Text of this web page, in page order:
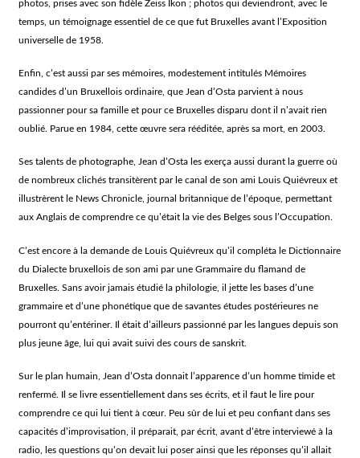
photos, prises avec son fidèle Zeiss Ikon ; photos qui deviendront, avec le
temps, un témoignage essentiel de ce que fut Bruxelles avant l’Exposition
universelle de 1958.
Enfin, c’est aussi par ses mémoires, modestement intitulés Mémoires
candides d’un Bruxellois ordinaire, que Jean d’Osta parvient à nous
passionner pour sa famille et pour ce Bruxelles disparu dont il n’avait rien
oublié. Parue en 1984, cette œuvre sera rééditée, après sa mort, en 2003.
Ses talents de photographe, Jean d’Osta les exerça aussi durant la guerre où
de nombreux clichés transitèrent par le canal de son ami Louis Quiévreux et
illustrèrent le News Chronicle, journal britannique de l’époque, permettant
aux Anglais de comprendre ce qu’était la vie des Belges sous l’Occupation.
C’est encore à la demande de Louis Quiévreux qu’il compléta le Dictionnaire
du Dialecte bruxellois de son ami par une Grammaire du flamand de
Bruxelles. Sans avoir jamais étudié la philologie, il jette les bases d’une
grammaire et d’une phonétique que de savantes études postérieures ne
pourront qu’entériner. Il était d’ailleurs passionné par les langues depuis son
plus jeune âge, lui qui avait suivi des cours de sanskrit.
Sur le plan humain, Jean d’Osta donnait l’apparence d’un homme timide et
renfermé. Il se livre essentiellement dans ses écrits, et il faut le lire pour
comprendre ce qui lui tient à cœur. Peu sûr de lui et peu confiant dans ses
capacités d’improvisation, il préparait, par écrit, avant d’être interviewé à la
radio, les questions qu’on devait lui poser ainsi que les réponses qu’il allait